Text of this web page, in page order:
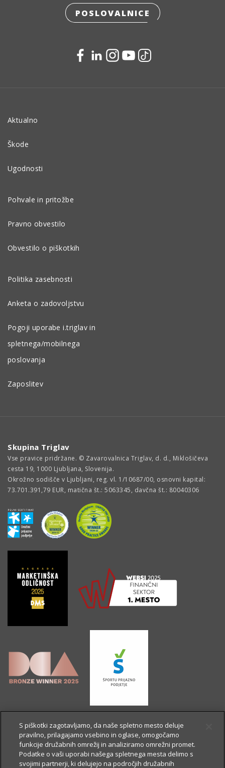
POSLOVALNICE
Aktualno
Škode
Ugodnosti
Pohvale in pritožbe
Pravno obvestilo
Obvestilo o piškotkih
Politika zasebnosti
Anketa o zadovoljstvu
Pogoji uporabe i.triglav in
spletnega/mobilnega
poslovanja
Zaposlitev
Skupina Triglav
Vse pravice pridržane. © Zavarovalnica Triglav, d. d., Miklošičeva
cesta 19, 1000 Ljubljana, Slovenija.
Okrožno sodišče v Ljubljani, reg. vl. 1/10687/00, osnovni kapital:
73.701.391,79 EUR, matična št.: 5063345, davčna št.: 80040306
S piškotki zagotavljamo, da naše spletno mesto deluje
pravilno, prilagajamo vsebino in oglase, omogočamo
funkcije družabnih omrežij in analiziramo omrežni promet.
Podatke o vaši uporabi našega spletnega mesta delimo s
svojimi partnerji, ki delujejo na področjih družabnih